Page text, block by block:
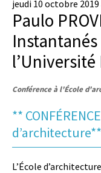
jeudi 10 octobre 2019
Paulo
l’Université
Conférence à l'École
**
d’architecture**
L’École